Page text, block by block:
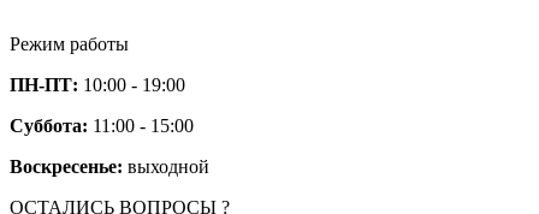
Режим работы
ПН-ПТ: 10:00 - 19:00
Суббота: 11:00 - 15:00
Воскресенье: выходной
ОСТАЛИСЬ ВОПРОСЫ ?